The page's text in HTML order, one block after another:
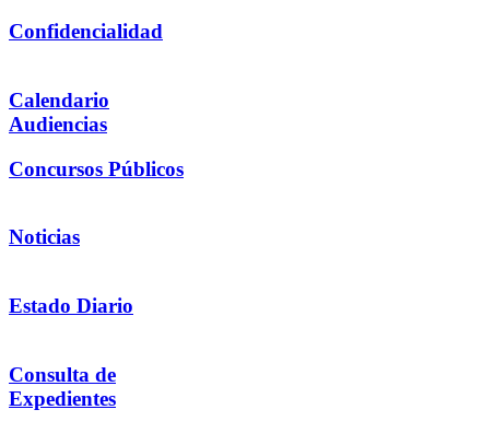
Confidencialidad
Calendario
Audiencias
Concursos Públicos
Noticias
Estado Diario
Consulta de
Expedientes